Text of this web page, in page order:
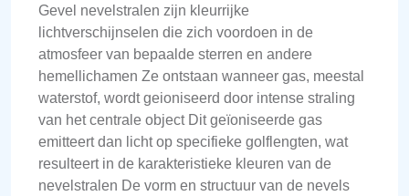
Gevel nevelstralen zijn kleurrijke
lichtverschijnselen die zich voordoen in de
atmosfeer van bepaalde sterren en andere
hemellichamen Ze ontstaan wanneer gas, meestal
waterstof, wordt geioniseerd door intense straling
van het centrale object Dit geïoniseerde gas
emitteert dan licht op specifieke golflengten, wat
resulteert in de karakteristieke kleuren van de
nevelstralen De vorm en structuur van de nevels